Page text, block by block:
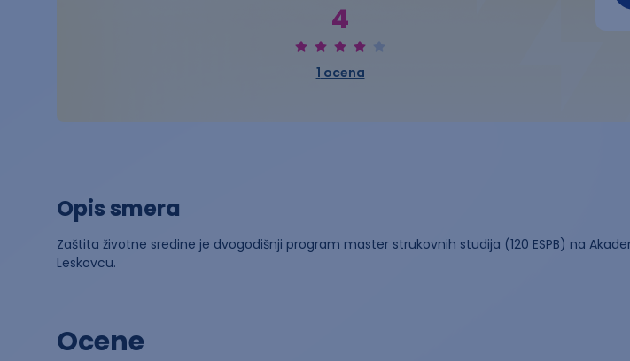
4
1 ocena
Opis smera
Zaštita životne sredine je dvogodišnji program master strukovnih studija (120 ESPB) na
Leskovcu.
Ocene